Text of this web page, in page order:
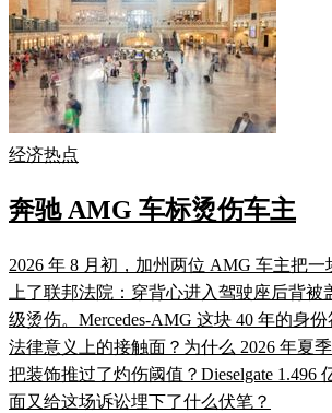
经济热点
奔驰 AMG 车标烫伤车主
2026 年 8 月初，加州两位 AMG 车主把
上了联邦法院：穿背心进入驾驶座后背被
级烫伤。Mercedes-AMG 这块 40 年的身
法律意义上的接触面？为什么 2026 年夏
把装饰推过了灼伤阈值？Dieselgate 1.496
面又给这场诉讼埋下了什么伏笔？